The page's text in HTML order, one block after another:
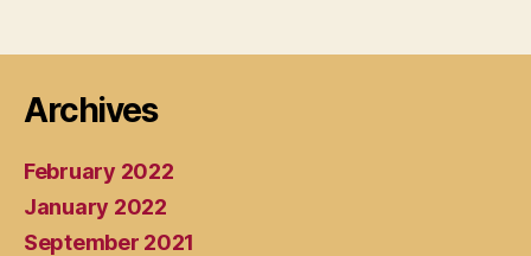
Archives
February 2022
January 2022
September 2021